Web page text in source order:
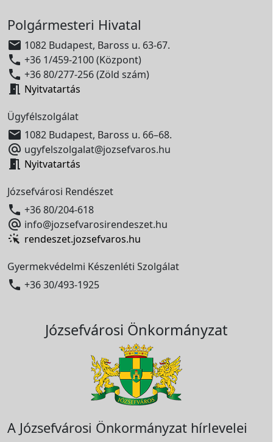
Polgármesteri Hivatal
 1082 Budapest, Baross u. 63-67.
 +36 1/459-2100 (Központ)
 +36 80/277-256 (Zöld szám)
 Nyitvatartás
Ügyfélszolgálat
 1082 Budapest, Baross u. 66–68.
 ugyfelszolgalat@jozsefvaros.hu
 Nyitvatartás
Józsefvárosi Rendészet
 +36 80/204-618
 info@jozsefvarosirendeszet.hu
rendeszet.jozsefvaros.hu
Gyermekvédelmi Készenléti Szolgálat
 +36 30/493-1925
Józsefvárosi Önkormányzat
A Józsefvárosi Önkormányzat hírlevelei